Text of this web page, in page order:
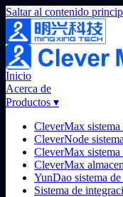
Saltar al contenido
Inicio
Acerca de
Productos ▾
CleverMax sistema
CleverNode
CleverMax
CleverMax
YunDao sistema
Sistema de